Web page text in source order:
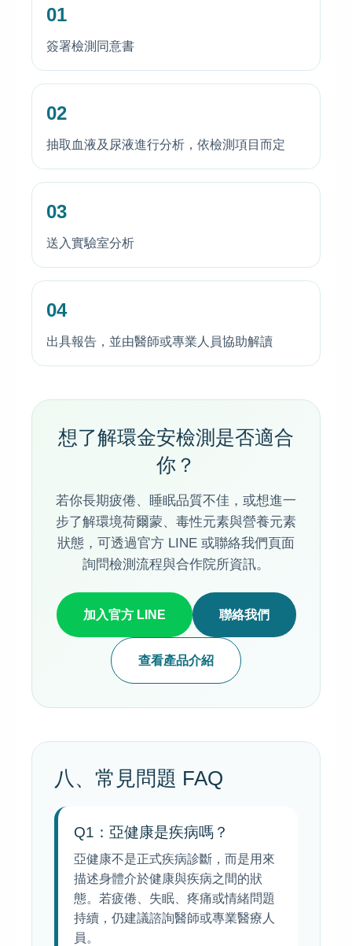
01
簽署檢測同意書
02
抽取血液及尿液進行分析，依檢測項目而定
03
送入實驗室分析
04
出具報告，並由醫師或專業人員協助解讀
想了解環金安檢測是否適合
你？
若你長期疲倦、睡眠品質不佳，或想進一
步了解環境荷爾蒙、毒性元素與營養元素
狀態，可透過官方 LINE 或聯絡我們頁面
詢問檢測流程與合作院所資訊。
加入官方 LINE 聯絡我們
查看產品介紹
八、常見問題 FAQ
Q1：亞健康是疾病嗎？
亞健康不是正式疾病診斷，而是用來
描述身體介於健康與疾病之間的狀
態。若疲倦、失眠、疼痛或情緒問題
持續，仍建議諮詢醫師或專業醫療人
員。